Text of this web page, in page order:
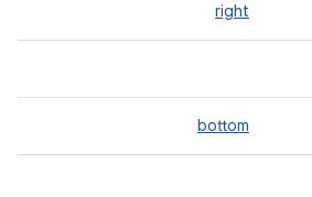
right
bottom